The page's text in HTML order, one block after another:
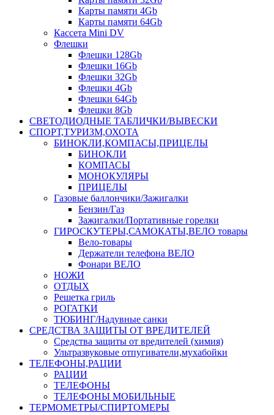
Карты памяти 4Gb
Карты памяти 64Gb
Кассета Mini DV
Флешки
Флешки 128Gb
Флешки 16Gb
Флешки 32Gb
Флешки 4Gb
Флешки 64Gb
Флешки 8Gb
СВЕТОДИОДНЫЕ ТАБЛИЧКИ/ВЫВЕСКИ
СПОРТ,ТУРИЗМ,ОХОТА
БИНОКЛИ,КОМПАСЫ,ПРИЦЕЛЫ
БИНОКЛИ
КОМПАСЫ
МОНОКУЛЯРЫ
ПРИЦЕЛЫ
Газовые баллончики/Зажигалки
Бензин/Газ
Зажигалки/Портативные горелки
ГИРОСКУТЕРЫ,САМОКАТЫ,ВЕЛО товары
Вело-товары
Держатели телефона ВЕЛО
Фонари ВЕЛО
НОЖИ
ОТДЫХ
Решетка гриль
РОГАТКИ
ТЮБИНГ/Надувные санки
СРЕДСТВА ЗАЩИТЫ ОТ ВРЕДИТЕЛЕЙ
Средства защиты от вредителей (химия)
Ультразвуковые отпугиватели,мухабойки
ТЕЛЕФОНЫ,РАЦИИ
РАЦИИ
ТЕЛЕФОНЫ
ТЕЛЕФОНЫ МОБИЛЬНЫЕ
ТЕРМОМЕТРЫ/СПИРТОМЕРЫ